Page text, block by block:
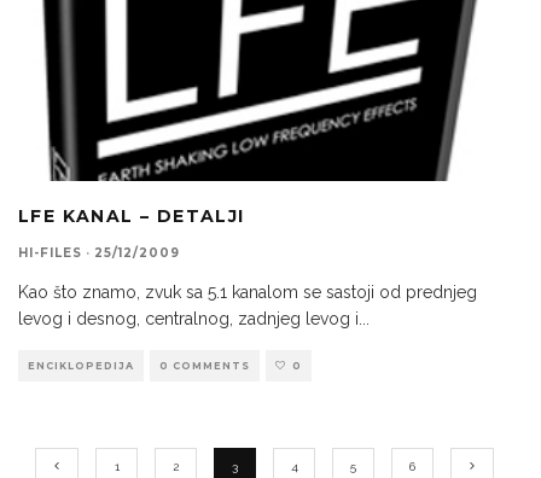
LFE KANAL – DETALJI
HI-FILES · 25/12/2009
Kao što znamo, zvuk sa 5.1 kanalom se sastoji od prednjeg
levog i desnog, centralnog, zadnjeg levog i
ENCIKLOPEDIJA 0 COMMENTS 0
1 2 3 4 5 6